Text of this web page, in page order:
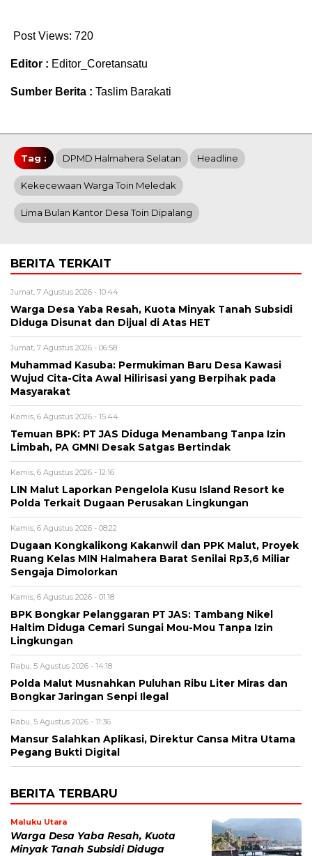
Post Views: 720
Editor : Editor_Coretansatu
Sumber Berita : Taslim Barakati
Tag : DPMD Halmahera Selatan Headline
Kekecewaan Warga Toin Meledak
Lima Bulan Kantor Desa Toin Dipalang
BERITA TERKAIT
Jumat, 7 Agustus 2026 - 10:44
Warga Desa Yaba Resah, Kuota Minyak Tanah Subsidi
Diduga Disunat dan Dijual di Atas HET
Jumat, 7 Agustus 2026 - 06:58
Muhammad Kasuba: Permukiman Baru Desa Kawasi
Wujud Cita-Cita Awal Hilirisasi yang Berpihak pada
Masyarakat
Kamis, 6 Agustus 2026 - 15:44
Temuan BPK: PT JAS Diduga Menambang Tanpa Izin
Limbah, PA GMNI Desak Satgas Bertindak
Kamis, 6 Agustus 2026 - 12:16
LIN Malut Laporkan Pengelola Kusu Island Resort ke
Polda Terkait Dugaan Perusakan Lingkungan
Kamis, 6 Agustus 2026 - 08:22
Dugaan Kongkalikong Kakanwil dan PPK Malut, Proyek
Ruang Kelas MIN Halmahera Barat Senilai Rp3,6 Miliar
Sengaja Dimolorkan
Kamis, 6 Agustus 2026 - 01:18
BPK Bongkar Pelanggaran PT JAS: Tambang Nikel
Haltim Diduga Cemari Sungai Mou-Mou Tanpa Izin
Lingkungan
Rabu, 5 Agustus 2026 - 14:18
Polda Malut Musnahkan Puluhan Ribu Liter Miras dan
Bongkar Jaringan Senpi Ilegal
Rabu, 5 Agustus 2026 - 11:36
Mansur Salahkan Aplikasi, Direktur Cansa Mitra Utama
Pegang Bukti Digital
BERITA TERBARU
Maluku Utara
Warga Desa Yaba Resah, Kuota
Minyak Tanah Subsidi Diduga